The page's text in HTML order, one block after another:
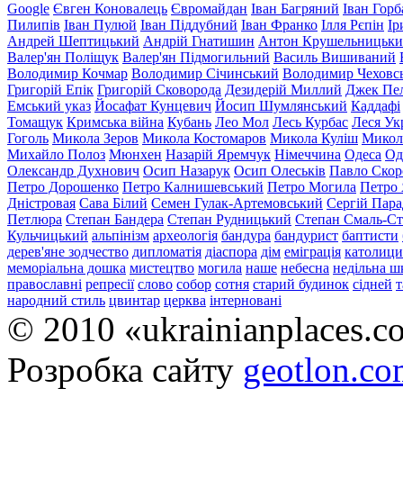
Google Євген Коновалець Євромайдан Іван Багряний Іван
Пилипів Іван Пулюй Іван Піддубний Іван Франко Ілля Рєпін
Андрей Шептицький Андрій Гнатишин Антон
Валер'ян Поліщук Валер'ян Підмогильний Василь Вишиваний
Володимир Кочмар Володимир Січинський Володимир
Григорій Епік Григорій Сковорода Дезидерій Миллий Джек
Емський указ Йосафат Кунцевич Йосип Шумлянський Каддафі
Томащук Кримська війна Кубань Лео Мол Лесь Курбас Леся
Гоголь Микола Зеров Микола Костомаров Микола Куліш
Михайло Полоз Мюнхен Назарій Яремчук Німеччина Одеса
Олександр Духнович Осип Назарук Осип Олеськів Павло
Петро Дорошенко Петро Калнишевський Петро Могила Петро
Дністровая Сава Білий Семен Гулак-Артемовський Сергій
Петлюра Степан Бандера Степан Рудницький Степан Смаль-
Кульчицький альпінізм археологія бандура бандурист баптисти
дерев'яне зодчество дипломатія діаспора дім еміграція
меморіальна дошка мистецтво могила наше небесна недільна
православні репресії слово собор сотня старий будинок сідней
народний стиль цвинтар церква інтерновані
© 2010
Розробка сайту